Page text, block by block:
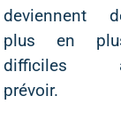
deviennent
plus en
difficiles
prévoir.